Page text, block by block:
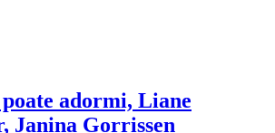
adormi, Liane
Janina Gorrissen